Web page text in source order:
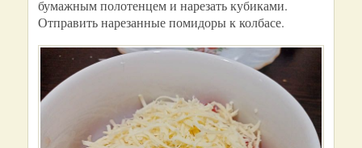
бумажным полотенцем и нарезать кубиками.
Отправить нарезанные помидоры к колбасе.